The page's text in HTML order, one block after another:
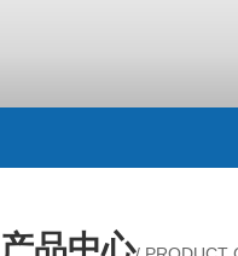
产品中心